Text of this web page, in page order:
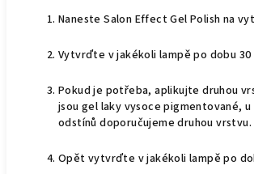
Naneste Salon Effect Gel Polish na
Vytvrďte v jakékoli lampě po dobu 30
Pokud je potřeba, aplikujte druhou
jsou gel laky vysoce pigmentované,
odstínů doporučujeme druhou vrstvu.
Opět vytvrďte v jakékoli lampě po